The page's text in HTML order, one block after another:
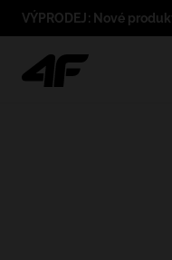
VÝPRODEJ: Nové